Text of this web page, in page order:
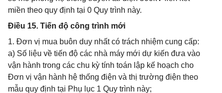
miền theo quy định tại 0 Quy trình này.
Điều 15. Tiến độ công trình mới
1. Đơn vị mua buôn duy nhất có trách nhiệm cung cấp:
a) Số liệu về tiến độ các nhà máy mới dự kiến đưa vào
vận hành trong các chu kỳ tính toán lập kế hoạch cho
Đơn vị vận hành hệ thống điện và thị trường điện theo
mẫu quy định tại Phụ lục 1 Quy trình này;